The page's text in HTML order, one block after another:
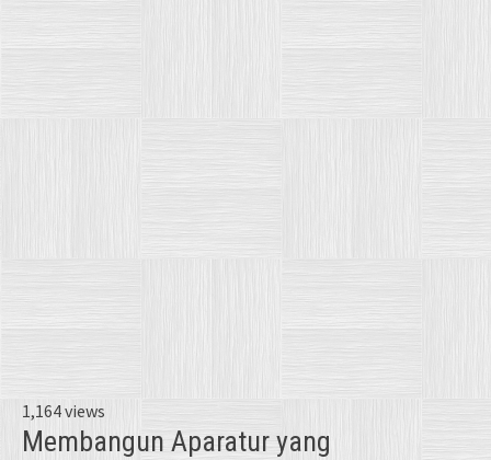
1,164 views
Membangun Aparatur yang